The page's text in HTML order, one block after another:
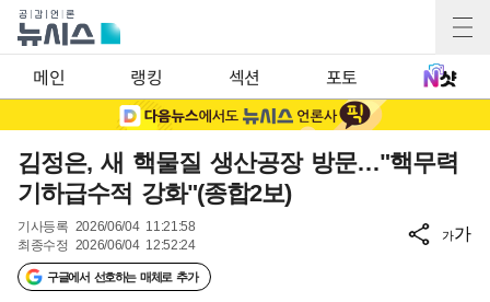
메인 랭킹 섹션 포토
김정은, 새 핵물질 생산공장 방문…"핵무력
기하급수적 강화"(종합2보)
기사등록 2026/06/04 11:21:58
최종수정 2026/06/04 12:52:24
구글에서 선호하는 매체로 추가
가가